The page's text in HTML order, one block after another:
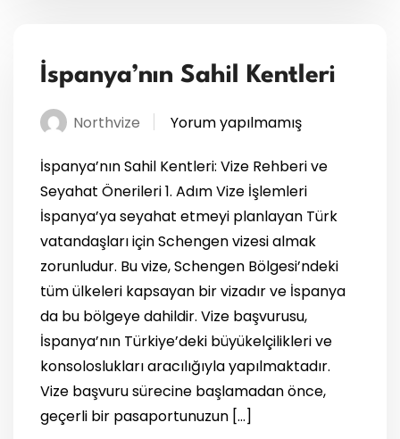
İspanya’nın Sahil Kentleri
Northvize Yorum yapılmamış
İspanya’nın Sahil Kentleri: Vize Rehberi ve
Seyahat Önerileri 1. Adım Vize İşlemleri
İspanya’ya seyahat etmeyi planlayan Türk
vatandaşları için Schengen vizesi almak
zorunludur. Bu vize, Schengen Bölgesi’ndeki
tüm ülkeleri kapsayan bir vizadır ve İspanya
da bu bölgeye dahildir. Vize başvurusu,
İspanya’nın Türkiye’deki büyükelçilikleri ve
konsoloslukları aracılığıyla yapılmaktadır.
Vize başvuru sürecine başlamadan önce,
geçerli bir pasaportunuzun […]